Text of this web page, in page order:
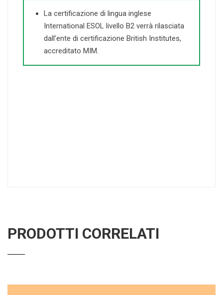
La certificazione di lingua inglese
International ESOL livello B2 verrà rilasciata
dall’ente di certificazione British Institutes,
accreditato MIM.
PRODOTTI CORRELATI